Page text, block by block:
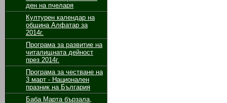
ден на пчеларя
Културен календар на
община Алфатар за
2014г.
Програма за развитие на
читалищната дейност
през 2014г.
Програма за честване на
3 март - Национален
празник на България
Баба Марта бързала,